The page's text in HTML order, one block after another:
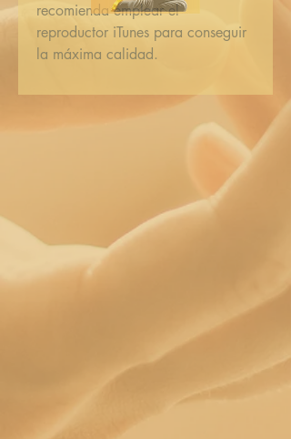
recomienda emplear el
reproductor iTunes para conseguir
la máxima calidad.